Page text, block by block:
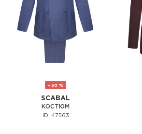
- 30 %
SCABAL
КОСТЮМ
ID: 47563